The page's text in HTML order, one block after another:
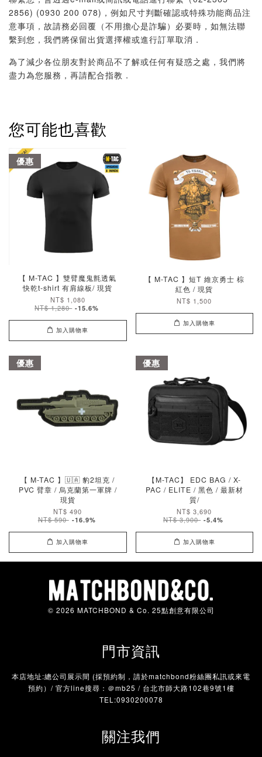
2856) (0930 200 078)，例如尺寸判斷確認或特殊功能商品注
意事項，故請務必回覆（不用擔心是詐騙）必要時，如無法聯
繫到您，我們將保留出貨選擇權或進行訂單取消．
為了減少各位朋友對於商品不了解或任何有疑惑之處，我們將
盡力為您服務，再請配合指教．
您可能也喜歡
優惠
【 M-TAC 】雙臂魔鬼氈透氣
快乾t-shirt 有肩線板/ 現貨
NT$ 1,080
NT$ 1,280 -15.6%
加入購物車
【 M-TAC 】短T 維京勇士 棕
紅色 / 現貨
NT$ 1,500
加入購物車
優惠
【 M-TAC 】🇺🇦 豹2坦克 /
PVC 臂章 / 烏克蘭第一軍牌 /
現貨
NT$ 490
NT$ 590 -16.9%
加入購物車
優惠
【M-TAC】 EDC BAG / X-
PAC / ELITE / 黑色 / 最新材
質/
NT$ 3,690
NT$ 3,900 -5.4%
加入購物車
© 2026 MATCHBOND & Co. 25點創意有限公司
門市資訊
本店地址:總公司展示間 (採預約制，請於matchbond粉絲團私訊或來電
預約）/ 官方line搜尋：＠mb25 / 台北市師大路102巷9號1樓
TEL:0930200078
關注我們